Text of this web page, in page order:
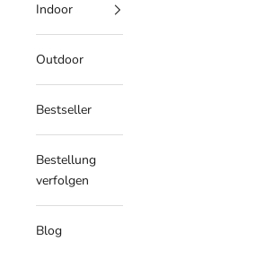
Indoor
Outdoor
Bestseller
Bestellung
verfolgen
Blog